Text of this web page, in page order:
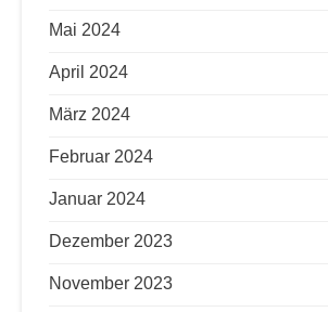
Mai 2024
April 2024
März 2024
Februar 2024
Januar 2024
Dezember 2023
November 2023